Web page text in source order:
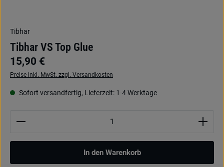
Tibhar
Tibhar VS Top Glue
15,90 €
Preise inkl. MwSt. zzgl. Versandkosten
Sofort versandfertig, Lieferzeit: 1-4 Werktage
Produkt Anzahl: Gib den gewünschten Wert ein
In den Warenkorb